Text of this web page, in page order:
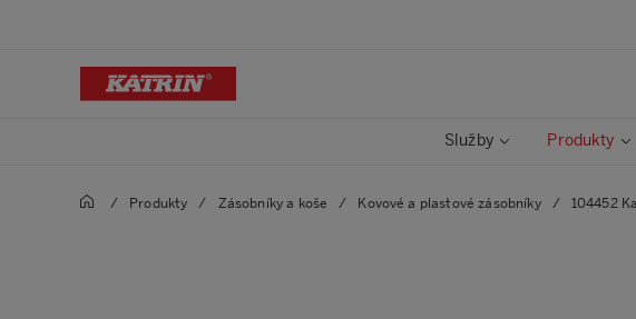
Služby Produkty
/ Produkty / Zásobníky a koše / Kovové a plastové zásobníky / 104452